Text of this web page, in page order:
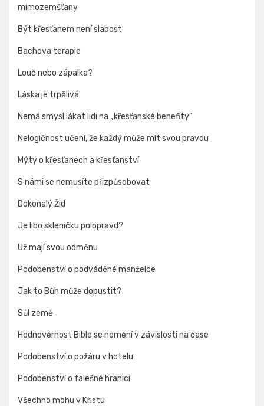
mimozemšťany
Být křesťanem není slabost
Bachova terapie
Louč nebo zápalka?
Láska je trpělivá
Nemá smysl lákat lidi na „křesťanské benefity“
Nelogičnost učení, že každý může mít svou pravdu
Mýty o křesťanech a křesťanství
S námi se nemusíte přizpůsobovat
Dokonalý Žid
Je libo skleničku polopravd?
Už mají svou odměnu
Podobenství o podváděné manželce
Jak to Bůh může dopustit?
Sůl země
Hodnověrnost Bible se nemění v závislosti na čase
Podobenství o požáru v hotelu
Podobenství o falešné hranici
Všechno mohu v Kristu